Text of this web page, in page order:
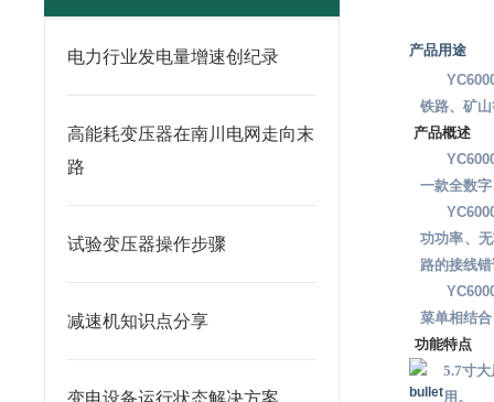
电力行业发电量增速创纪录
高能耗变压器在南川电网走向末
路
试验变压器操作步骤
减速机知识点分享
变电设备运行状态解决方案
产品用途
铁路、矿
产品概述
一款全数
功功率、
路的接线
菜单相结
功能特点
5.7寸
用。